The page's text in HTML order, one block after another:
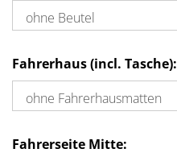
Fahrerhaus (incl. Tasche):
Fahrerseite Mitte: